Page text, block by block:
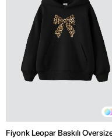
Fiyonk Leopar Baskılı